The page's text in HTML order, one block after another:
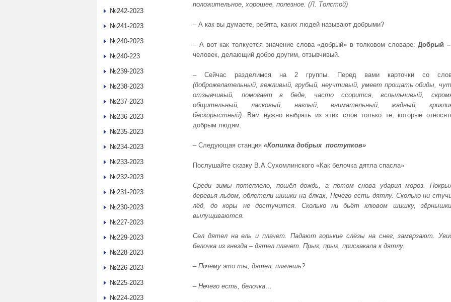
положительное, хорошее, полезное. (Л. Толстой)
‒ А как вы думаете, ребята, каких людей называют добрыми?
‒ А вот как толкуется значение слова «добрый» в толковом словаре: Добрый
человек, делающий добро другим, отзывчивый.
‒ Сейчас разделимся на 2 группы. Перед вами карточки со
(доброжелательный, вежливый, грубый, неучтивый, умеет прощать обиды,
отзывчивый, помогает в беде,
часто ссорится, вспыльчивый,
общительный, ласковый, наглый, внимательный,
жадный,
бескорыстный).
Вам нужно выбрать из этих слов только те, которые
добрым людям.
‒ Следующая станция «Копилка добрых поступков»
Послушайте сказку В.А.Сухомлинского «Как белочка дятла спасла»
Среди зимы потеплело, пошёл дождь, а потом снова ударил мороз.
деревья льдом, облетели шишки на ёлках, Нечего есть дятлу. Сколько ни
лёд, до коры не достучится. Сколько ни бьёт клювом шишку,
вылущиваются.
Сел дятел на ель и плачет. Падают горькие слёзы на снег, замерзают.
белочка из гнезда – дятел плачет. Прыг, прыг, прискакала к дятлу.
‒ Почему это ты, дятел, плачешь?
‒ Нечего есть, белочка…
№242-2023
№241-2023
№240-2023
№240-223
№239-2023
№238-2023
№237-2023
№236-2023
№235-2023
№234-2023
№233-2023
№232-2023
№231-2023
№230-2023
№227-2023
№229-2023
№228-2023
№226-2023
№225-2023
№224-2023